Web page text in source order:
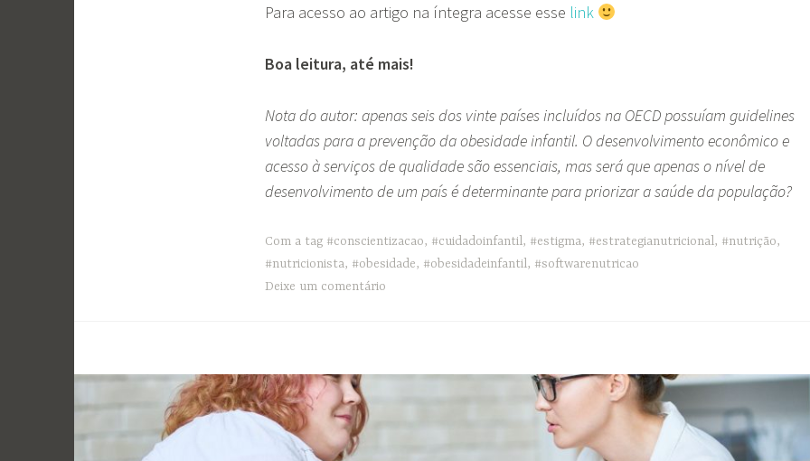
Para acesso ao artigo na íntegra acesse esse link
Boa leitura, até mais!
Nota do autor: apenas seis dos vinte países incluídos na OECD possuíam guidelines
voltadas para a prevenção da obesidade infantil. O desenvolvimento econômico e
acesso à serviços de qualidade são essenciais, mas será que apenas o nível de
desenvolvimento de um país é determinante para priorizar a saúde da população?
Com a tag #conscientizacao, #cuidadoinfantil, #estigma, #estrategianutricional, #nutrição,
#nutricionista, #obesidade, #obesidadeinfantil, #softwarenutricao
Deixe um comentário